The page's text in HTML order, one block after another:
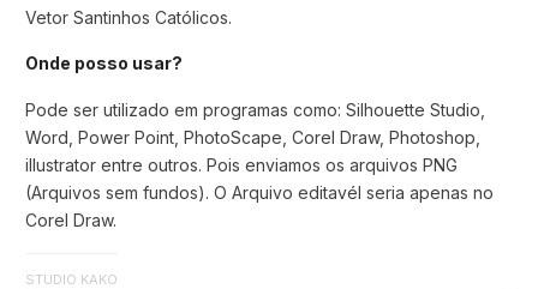
Vetor Santinhos Católicos.
Onde posso usar?
Pode ser utilizado em programas como: Silhouette Studio,
Word, Power Point, PhotoScape, Corel Draw, Photoshop,
illustrator entre outros. Pois enviamos os arquivos PNG
(Arquivos sem fundos). O Arquivo editavél seria apenas no
Corel Draw.
STUDIO KAKO